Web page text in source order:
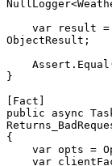
ObjectResult;
}
[Fact]
public async
{